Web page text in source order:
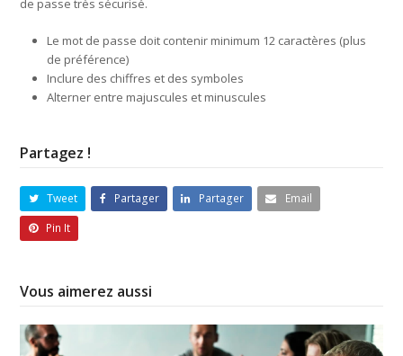
de passe très sécurisé.
Le mot de passe doit contenir minimum 12 caractères (plus
de préférence)
Inclure des chiffres et des symboles
Alterner entre majuscules et minuscules
Partagez !
Tweet Partager Partager
Email
Pin It
Vous aimerez aussi